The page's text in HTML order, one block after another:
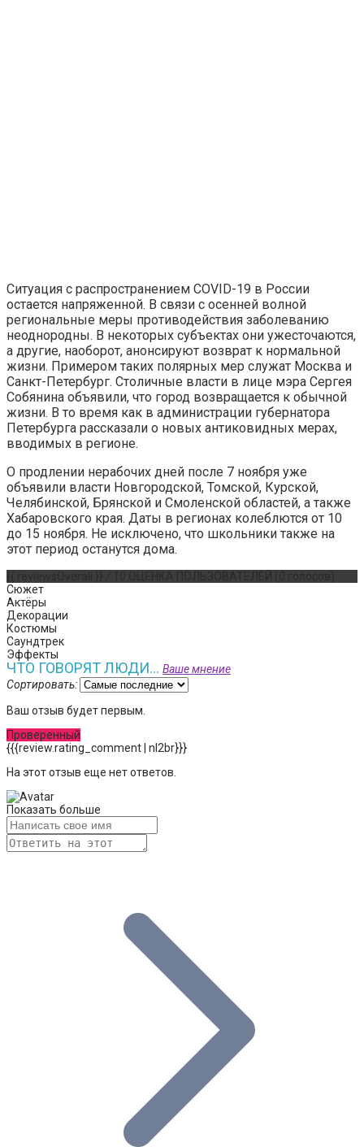
Ситуация с распространением COVID-19 в России
остается напряженной. В связи с осенней волной
региональные меры противодействия заболеванию
неоднородны. В некоторых субъектах они ужесточаются,
а другие, наоборот, анонсируют возврат к нормальной
жизни. Примером таких полярных мер служат Москва и
Санкт-Петербург. Столичные власти в лице мэра Сергея
Собянина объявили, что город возвращается к обычной
жизни. В то время как в администрации губернатора
Петербурга рассказали о новых антиковидных мерах,
вводимых в регионе.
О продлении нерабочих дней после 7 ноября уже
объявили власти Новгородской, Томской, Курской,
Челябинской, Брянской и Смоленской областей, а также
Хабаровского края. Даты в регионах колеблются от 10
до 15 ноября. Не исключено, что школьники также на
этот период останутся дома.
Сюжет
Актёры
Декорации
Костюмы
Саундтрек
Эффекты
ЧТО ГОВОРЯТ ЛЮДИ... Ваше мнение
Сортировать:
Ваш отзыв будет первым.
Проверенный
{{{review.rating_comment | nl2br}}}
На этот отзыв еще нет ответов.
Показать больше